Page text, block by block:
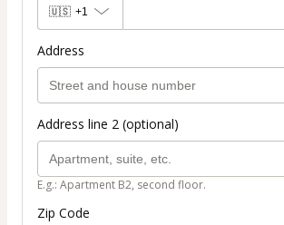
🇺🇸 +1
Address
Address line 2 (optional)
E.g.: Apartment B2, second floor.
Zip Code